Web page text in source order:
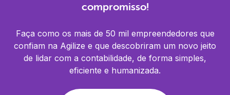
compromisso!
Faça como os mais de 50 mil empreendedores que
confiam na Agilize e que descobriram um novo jeito
de lidar com a contabilidade, de forma simples,
eficiente e humanizada.